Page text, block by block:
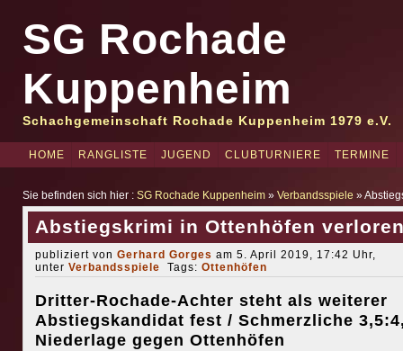
SG Rochade
Kuppenheim
Schachgemeinschaft Rochade Kuppenheim 1979 e.V.
HOME RANGLISTE JUGEND CLUBTURNIERE TERMINE
Sie befinden sich hier : SG Rochade Kuppenheim» Verbandsspiele »
Abstiegskrimi in Ottenhöfen
publiziert von Gerhard Gorges am 5. April 2019, 17:42 Uhr,
unter Verbandsspiele Tags: Ottenhöfen
Dritter-Rochade-Achter steht als weiterer
Abstiegskandidat fest / Schmerzliche
Niederlage gegen Ottenhöfen